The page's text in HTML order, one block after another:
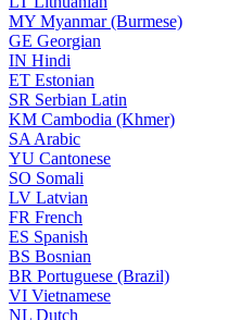
MY Myanmar (Burmese)
GE Georgian
IN Hindi
ET Estonian
SR Serbian Latin
KM Cambodia (Khmer)
SA Arabic
YU Cantonese
SO Somali
LV Latvian
FR French
ES Spanish
BS Bosnian
BR Portuguese (Brazil)
VI Vietnamese
NL Dutch